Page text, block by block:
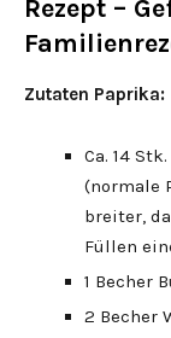
Rezept –
Zutaten Paprika:
Ca. 14
(normale
breiter,
Füllen
1 Becher
2 Becher